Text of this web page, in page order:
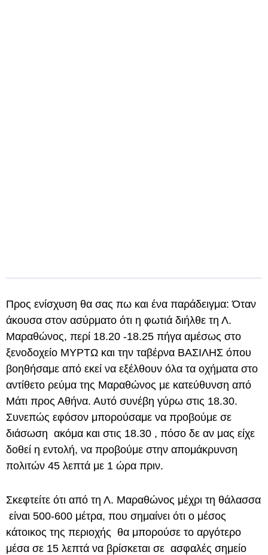
Προς ενίσχυση θα σας πω και ένα παράδειγμα: Όταν
άκουσα στον ασύρματο ότι η φωτιά διήλθε τη Λ.
Μαραθώνος, περί 18.20 -18.25 πήγα αμέσως στο
ξενοδοχείο ΜΥΡΤΩ και την ταβέρνα ΒΑΣΙΛΗΣ όπου
βοηθήσαμε από εκεί να εξέλθουν όλα τα οχήματα στο
αντίθετο ρεύμα της Μαραθώνος με κατεύθυνση από
Μάτι προς Αθήνα. Αυτό συνέβη γύρω στις 18.30.
Συνεπώς εφόσον μπορούσαμε να προβούμε σε
διάσωση ακόμα και στις 18.30 , πόσο δε αν μας είχε
δοθεί η εντολή, να προβούμε στην απομάκρυνση
πολιτών 45 λεπτά με 1 ώρα πριν.
Σκεφτείτε ότι από τη Λ. Μαραθώνος μέχρι τη θάλασσα
είναι 500-600 μέτρα, που σημαίνει ότι ο μέσος
κάτοικος της περιοχής θα μπορούσε το αργότερο
μέσα σε 15 λεπτά να βρίσκεται σε ασφαλές σημείο